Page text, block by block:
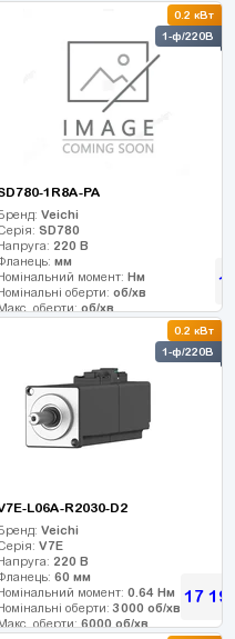
грн
0.2 кВт
1-ф/220В
1R8A-PA
Veichi
SD780
220 В
мм
момент: Нм
оберти: об/хв
оберти: об/хв
200грн
0.2 кВт
1-ф/220В
L06A-R2030-D2
Veichi
V7E
220 В
60 мм
момент: 0.64 Нм
оберти:3000 об/хв
оберти: 6000 об/хв
17